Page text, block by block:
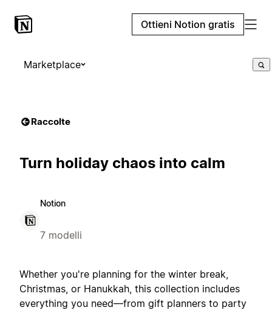
Ottieni Notion gratis
Marketplace
Raccolte
Turn holiday chaos into calm
Notion
7 modelli
Whether you're planning for the winter break,
Christmas, or Hanukkah, this collection includes
everything you need—from gift planners to party